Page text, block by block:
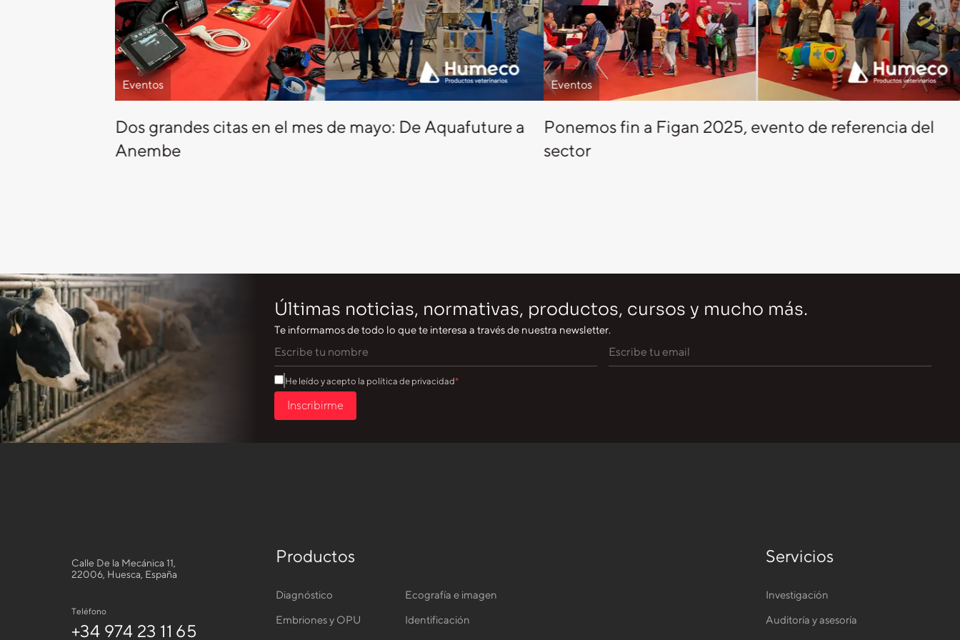
Eventos
Dos grandes citas en el mes de mayo: De Aquafuture a
Anembe
Eventos
Ponemos fin a Figan 2025, evento de referencia del
sector
Últimas noticias, normativas, productos, cursos y mucho más.
Te informamos de todo lo que te interesa a través de nuestra newsletter.
He leído y acepto la política de privacidad
Inscribirme
Calle De la Mecánica 11,
22006, Huesca, España
Teléfono
+34 974 23 11 65
Productos
Diagnóstico Ecografía e imagen
Embriones y OPU Identificación
Servicios
Investigación
Auditoría y asesoría